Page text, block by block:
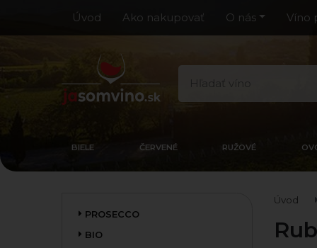
Úvod Ako nakupovať O nás Víno
BIELE ČERVENÉ RUŽOVÉ
PROSECCO
BIO
Úvod